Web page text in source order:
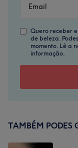
Quero receber
de beleza.
momento. Lê a
informação.
TAMBÉM PODES